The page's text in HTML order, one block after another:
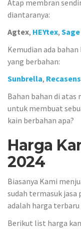
Atap membran
diantaranya:
Agtex, HEYtex,
Kemudian ada
yang berbahan:
Sunbrella, Recasens
Bahan bahan di atas
untuk membuat
kain berbahan apa?
Harga
2024
Biasanya Kami
sudah termasuk jasa
adalah harga terbaru
Berikut list harga